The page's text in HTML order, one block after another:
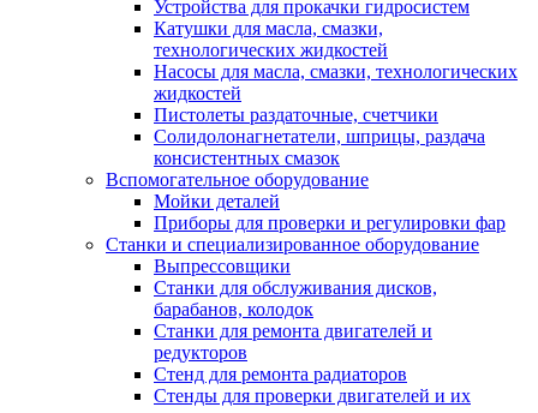
Устройства для прокачки гидросистем
Катушки для масла, смазки,
технологических жидкостей
Насосы для масла, смазки, технологических
жидкостей
Пистолеты раздаточные, счетчики
Солидолонагнетатели, шприцы, раздача
консистентных смазок
Вспомогательное оборудование
Мойки деталей
Приборы для проверки и регулировки фар
Станки и специализированное оборудование
Выпрессовщики
Станки для обслуживания дисков,
барабанов, колодок
Станки для ремонта двигателей и
редукторов
Стенд для ремонта радиаторов
Стенды для проверки двигателей и их